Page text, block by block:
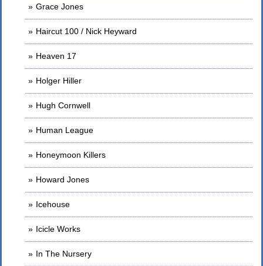
Grace Jones
Haircut 100 / Nick Heyward
Heaven 17
Holger Hiller
Hugh Cornwell
Human League
Honeymoon Killers
Howard Jones
Icehouse
Icicle Works
In The Nursery